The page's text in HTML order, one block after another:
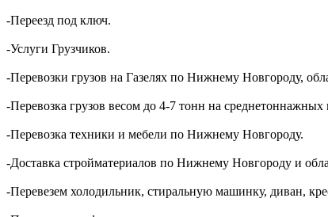
-Переезд под ключ.
-Услуги Грузчиков.
-Перевозки грузов на Газелях по Нижнему Новгороду,
-Перевозка грузов весом до 4-7 тонн на среднетоннажных
-Перевозка техники и мебели по Нижнему Новгороду.
-Доставка стройматериалов по Нижнему Новгороду и
-Перевезем холодильник, стиральную машинку, диван,